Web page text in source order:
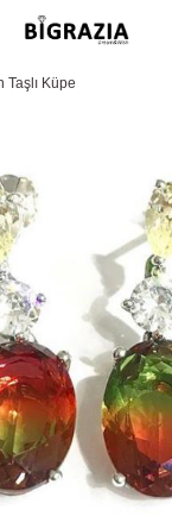
Taşlı Küpe